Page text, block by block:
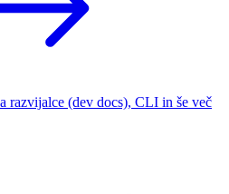
razvijalce (dev docs), CLI in še več